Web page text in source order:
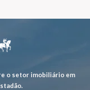
o setor imobiliário em